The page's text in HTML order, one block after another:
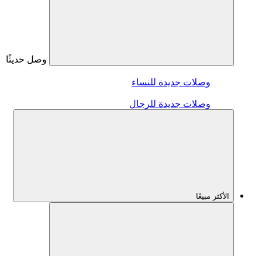
وصل حديثًا
وصلات جديدة للنساء
وصلات جديدة للرجال
الأكثر مبيعًا